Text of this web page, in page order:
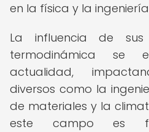
en la física y la
La influencia de sus
termodinámica se
actualidad,
diversos como la
de materiales y la
este campo es